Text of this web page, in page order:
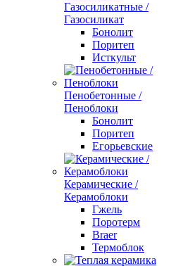
Газосиликатные /
Газосиликат
Бонолит
Поритеп
Исткульт
Пенобетонные /
Пеноблоки
Бонолит
Поритеп
Егорьевские
Керамические /
Керамоблоки
Гжель
Поротерм
Braer
Термоблок